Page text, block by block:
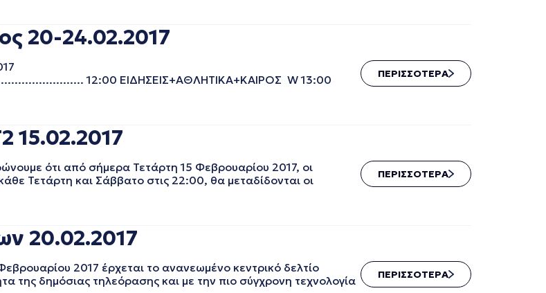
20-24.02.2017
12:00 ΕΙΔΗΣΕΙΣ+ΑΘΛΗΤΙΚΑ+ΚΑΙΡΟΣ W 13:00
ΠΕΡΙΣΣΟΤΕΡΑ
15.02.2017
ότι από σήμερα Τετάρτη 15 Φεβρουαρίου 2017, οι
Τετάρτη και Σάββατο στις 22:00, θα μεταδίδονται οι
ΠΕΡΙΣΣΟΤΕΡΑ
20.02.2017
2017 έρχεται το ανανεωμένο κεντρικό δελτίο
της δημόσιας τηλεόρασης και με την πιο σύγχρονη τεχνολογία
ΠΕΡΙΣΣΟΤΕΡΑ